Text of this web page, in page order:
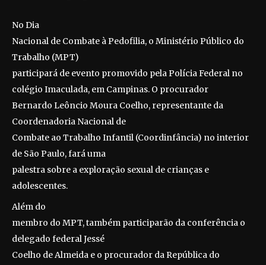
No Dia
Nacional de Combate à Pedofilia, o Ministério Público do
Trabalho (MPT)
participará de evento promovido pela Polícia Federal no
colégio Imaculada, em Campinas. O procurador
Bernardo Leôncio Moura Coelho, representante da
Coordenadoria Nacional de
Combate ao Trabalho Infantil (Coordinfância) no interior
de São Paulo, fará uma
palestra sobre a exploração sexual de crianças e
adolescentes.
Além do
membro do MPT, também participarão da conferência o
delegado federal Jessé
Coelho de Almeida e o procurador da República do